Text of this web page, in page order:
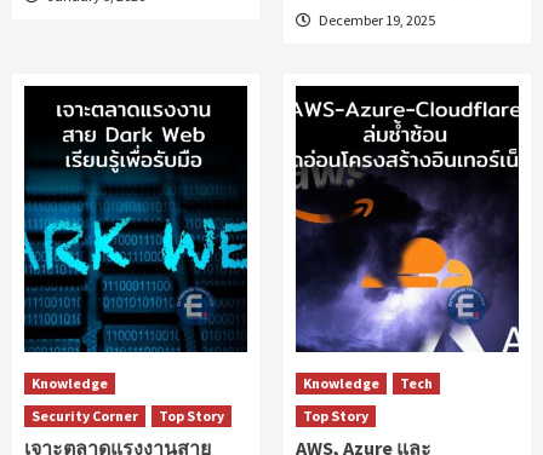
December 19, 2025
Knowledge
Security Corner
Top Story
เจาะตลาดแรงงานสาย
Knowledge
Tech
Top Story
AWS, Azure และ